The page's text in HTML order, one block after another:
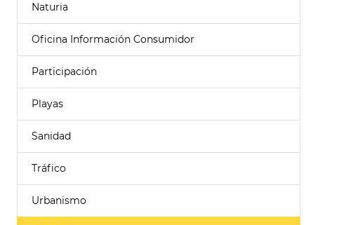
Naturia
Oficina Información Consumidor
Participación
Playas
Sanidad
Tráfico
Urbanismo